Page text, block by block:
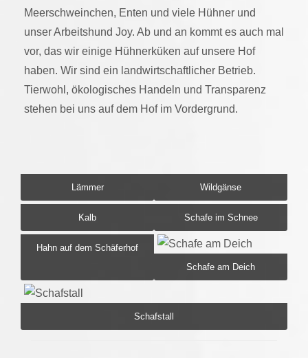
Meerschweinchen, Enten und viele Hühner und
unser Arbeitshund Joy. Ab und an kommt es auch mal
vor, das wir einige Hühnerküken auf unsere Hof
haben. Wir sind ein landwirtschaftlicher Betrieb.
Tierwohl, ökologisches Handeln und Transparenz
stehen bei uns auf dem Hof im Vordergrund.
Lämmer Wildgänse
Kalb Schafe im Schnee
Hahn auf dem Schäferhof
Schafe am Deich
Schafstall